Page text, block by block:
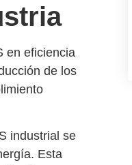
en eficiencia
de los
industrial se
Esta